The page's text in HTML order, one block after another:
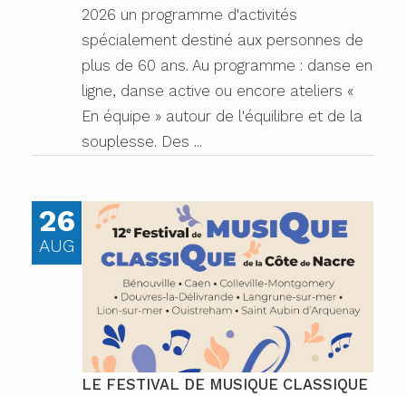
2026 un programme d'activités
spécialement destiné aux personnes de
plus de 60 ans. Au programme : danse en
ligne, danse active ou encore ateliers «
En équipe » autour de l'équilibre et de la
souplesse. Des ...
26
AUG
LE FESTIVAL DE MUSIQUE CLASSIQUE